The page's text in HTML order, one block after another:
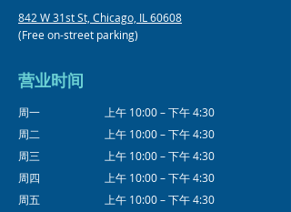
842 W 31st St, Chicago, IL 60608
(Free on-street parking)
营业时间
周一
周二
周三
周四
周五
上午 10:00 – 下午 4:30
上午 10:00 – 下午 4:30
上午 10:00 – 下午 4:30
上午 10:00 – 下午 4:30
上午 10:00 – 下午 4:30